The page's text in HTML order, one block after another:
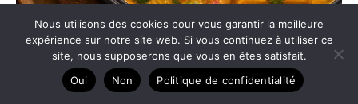
Moqueca de peixe : recette brésilienne de poisson au lait
de coco
Nous utilisons des cookies pour vous garantir la meilleure
expérience sur notre site web. Si vous continuez à utiliser ce
site, nous supposerons que vous en êtes satisfait.
Oui
Non Politique de confidentialité